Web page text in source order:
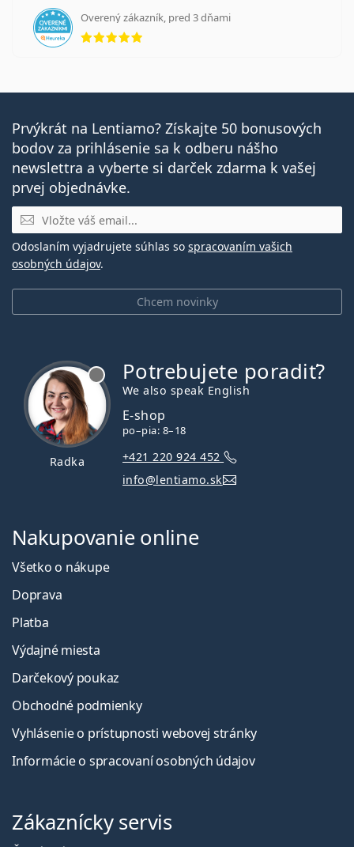
Overený zákazník, pred 3 dňami
hodnotenie 5 z 5
Prvýkrát na Lentiamo? Získajte 50 bonusových
bodov za prihlásenie sa k odberu nášho
newslettra a vyberte si darček zdarma k vašej
prvej objednávke.
E-mail
Chcem novinky
Odoslaním vyjadrujete súhlas so spracovaním vašich
osobných údajov.
Radka
Potrebujete poradiť?
We also speak English
E-shop
po–pia: 8–18
+421 220 924 452
info@lentiamo.sk
Nakupovanie online
Všetko o nákupe
Doprava
Platba
Výdajné miesta
Darčekový poukaz
Obchodné podmienky
Vyhlásenie o prístupnosti webovej stránky
Informácie o spracovaní osobných údajov
Zákaznícky servis